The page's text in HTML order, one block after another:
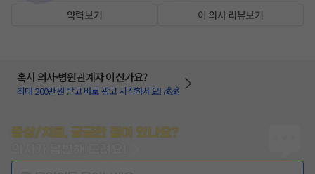
약력보기 이 의사 리뷰보기
혹시 의사·병원관계자 이신가요?
최대 200만원 받고 바로 광고 시작하세요! 💰💰
증상/치료, 궁금한 점이 있나요?